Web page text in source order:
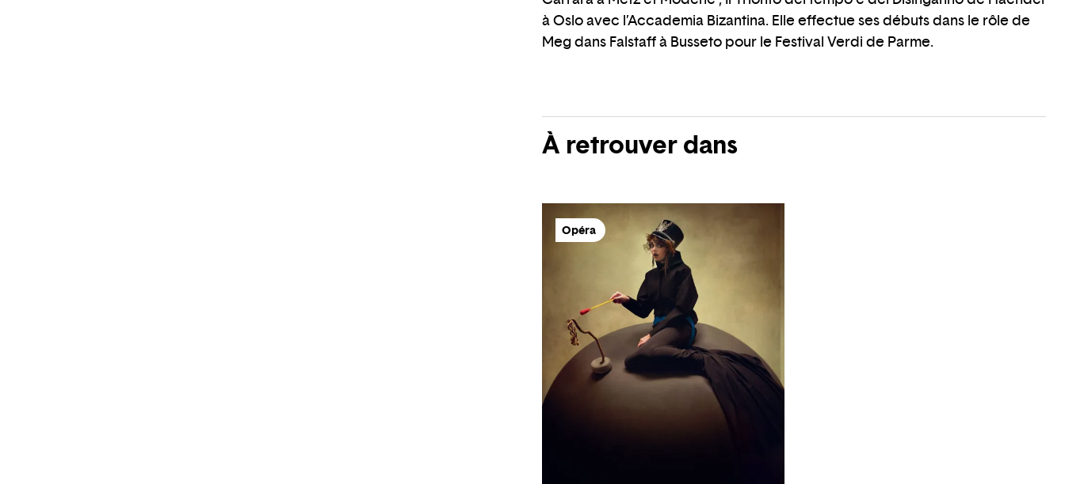
à Oslo avec l’Accademia Bizantina. Elle effectue ses débuts dans le rôle de
Meg dans Falstaff à Busseto pour le Festival Verdi de Parme.
À retrouver dans
Opéra